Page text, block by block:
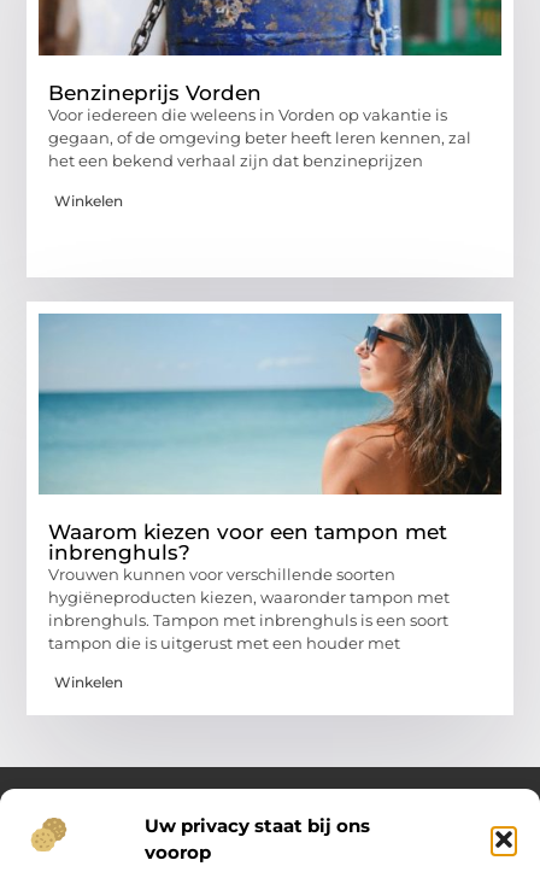
Uw privacy staat bij ons
voorop
Benzineprijs Vorden
Voor iedereen die weleens in Vorden op vakantie is
gegaan, of de omgeving beter heeft leren kennen, zal
het een bekend verhaal zijn dat benzineprijzen
Winkelen
Waarom kiezen voor een tampon met
inbrenghuls?
Vrouwen kunnen voor verschillende soorten
hygiëneproducten kiezen, waaronder tampon met
inbrenghuls. Tampon met inbrenghuls is een soort
tampon die is uitgerust met een houder met
Winkelen
Over Oost Brabant in Bedrijf.nl